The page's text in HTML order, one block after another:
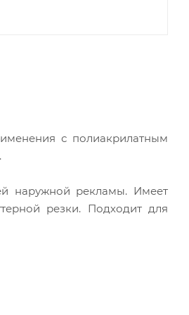
с полиакрилатным
наружной рекламы. Имеет
резки. Подходит для